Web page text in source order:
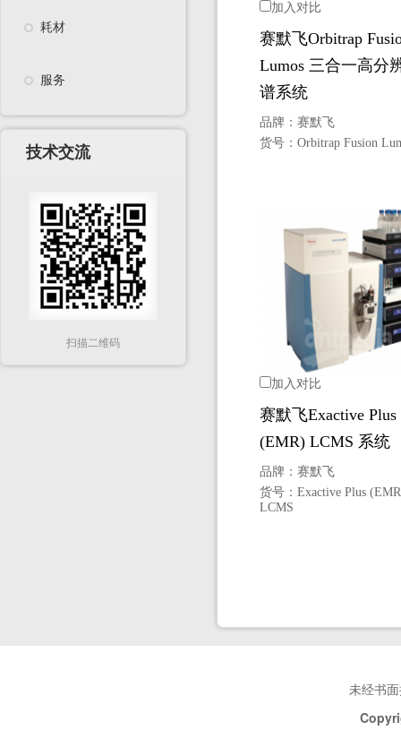
耗材
服务
技术交流
扫描二维码
加入对比
赛默飞Orbitrap
Lumos 三合一高分
谱系统
品牌： 赛默飞
货号： Orbitrap Fusion
加入对比
赛默飞Exactive Plus
(EMR) LCMS 系统
品牌： 赛默飞
货号： Exactive Plus
LCMS
未经书